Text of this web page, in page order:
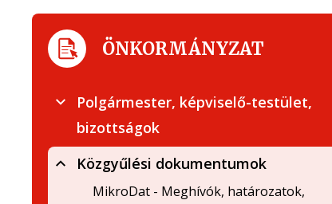
ÖNKORMÁNYZAT
Polgármester, képviselő-testület,
bizottságok
Közgyűlési dokumentumok
MikroDat - Meghívók, határozatok,